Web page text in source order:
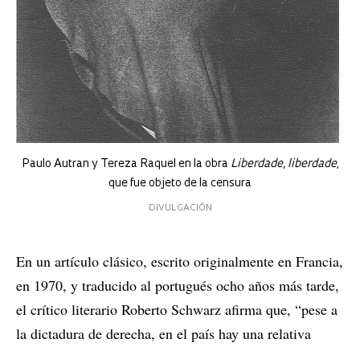
Paulo Autran y Tereza Raquel en la obra Liberdade, liberdade,
que fue objeto de la censura
DIVULGACIÓN
En un artículo clásico, escrito originalmente en Francia,
en 1970, y traducido al portugués ocho años más tarde,
el crítico literario Roberto Schwarz afirma que, “pese a
la dictadura de derecha, en el país hay una relativa